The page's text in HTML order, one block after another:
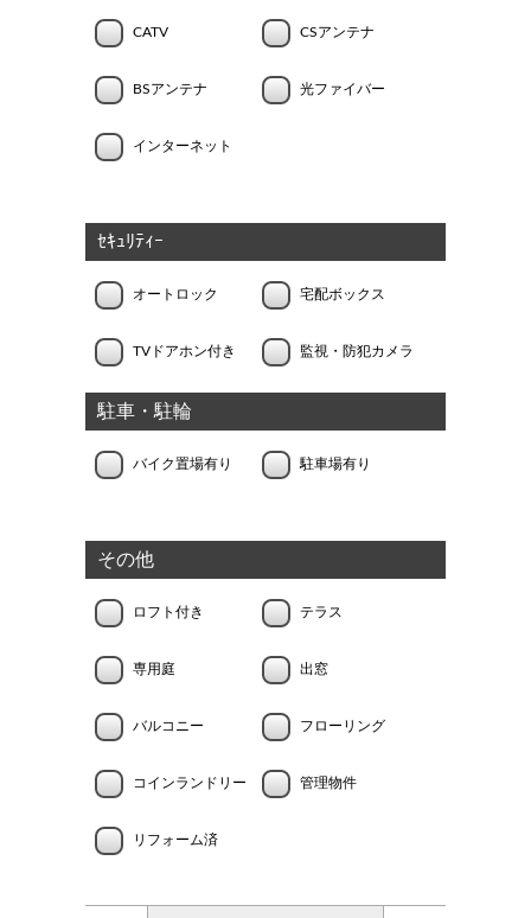
CATV CSアンテナ
BSアンテナ 光ファイバー
インターネット
ｾｷｭﾘﾃｨｰ
オートロック 宅配ボックス
TVドアホン付き 監視・防犯カメラ
駐車・駐輪
バイク置場有り 駐車場有り
その他
ロフト付き テラス
専用庭 出窓
バルコニー フローリング
コインランドリー 管理物件
リフォーム済